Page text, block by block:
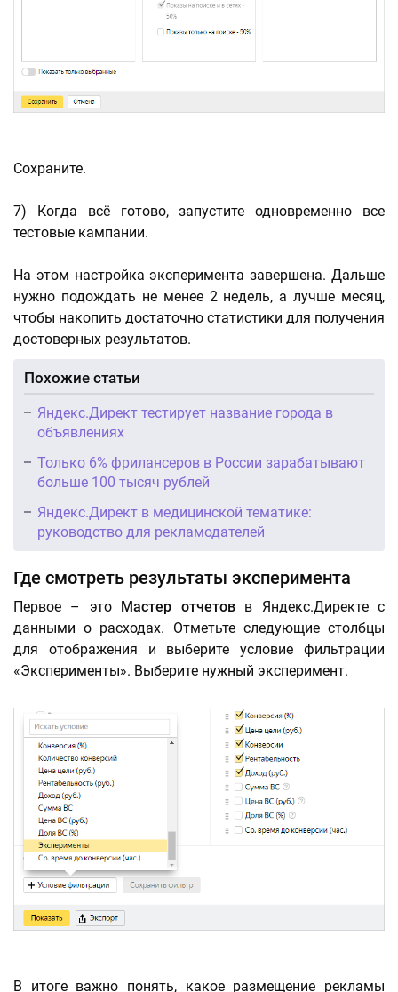
Сохраните.
7) Когда всё готово, запустите одновременно все
тестовые кампании.
На этом настройка эксперимента завершена. Дальше
нужно подождать не менее 2 недель, а лучше месяц,
чтобы накопить достаточно статистики для получения
достоверных результатов.
Похожие статьи
Яндекс.Директ тестирует название города в
объявлениях
Только 6% фрилансеров в России зарабатывают
больше 100 тысяч рублей
Яндекс.Директ в медицинской тематике:
руководство для рекламодателей
Где смотреть результаты эксперимента
Первое – это Мастер отчетовв Яндекс.Директе с
данными о расходах. Отметьте следующие столбцы
для отображения и выберите условие фильтрации
«Эксперименты». Выберите нужный эксперимент.
В итоге важно понять, какое размещение рекламы